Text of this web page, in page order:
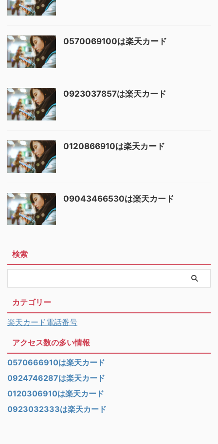
0570069100は楽天カード
0923037857は楽天カード
0120866910は楽天カード
09043466530は楽天カード
検索
カテゴリー
楽天カード電話番号
アクセス数の多い情報
0570666910は楽天カード
0924746287は楽天カード
0120306910は楽天カード
0923032333は楽天カード